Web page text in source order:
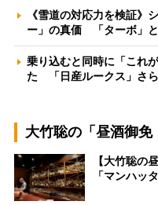
《雪道の対応力を検証》
ー」の真価 「ターボ」
乗り込むと同時に「これ
た 「日産ルークス」さ
大竹聡の「昼酒御免
【大竹聡の
「マンハッ